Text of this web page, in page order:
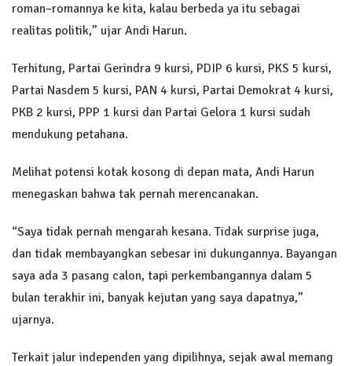
roman–romannya ke kita, kalau berbeda ya itu sebagai
realitas politik,” ujar Andi Harun.
Terhitung, Partai Gerindra 9 kursi, PDIP 6 kursi, PKS 5 kursi,
Partai Nasdem 5 kursi, PAN 4 kursi, Partai Demokrat 4 kursi,
PKB 2 kursi, PPP 1 kursi dan Partai Gelora 1 kursi sudah
mendukung petahana.
Melihat potensi kotak kosong di depan mata, Andi Harun
menegaskan bahwa tak pernah merencanakan.
“Saya tidak pernah mengarah kesana. Tidak surprise juga,
dan tidak membayangkan sebesar ini dukungannya. Bayangan
saya ada 3 pasang calon, tapi perkembangannya dalam 5
bulan terakhir ini, banyak kejutan yang saya dapatnya,”
ujarnya.
Terkait jalur independen yang dipilihnya, sejak awal memang